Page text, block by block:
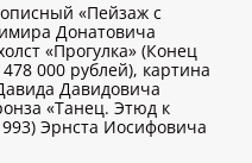
«Пейзаж с
Донатовича
«Прогулка» (Конец
000 рублей), картина
Давидовича
«Танец. Этюд к
Эрнста Иосифовича